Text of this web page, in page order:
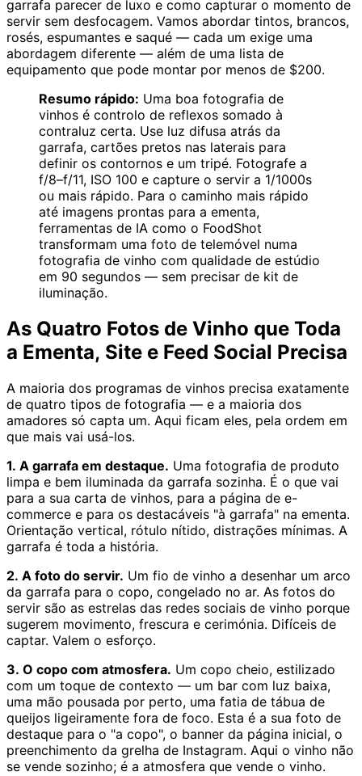
garrafa parecer de luxo e como capturar o momento de
servir sem desfocagem. Vamos abordar tintos, brancos,
rosés, espumantes e saqué — cada um exige uma
abordagem diferente — além de uma lista de
equipamento que pode montar por menos de $200.
Resumo rápido: Uma boa fotografia de
vinhos é controlo de reflexos somado à
contraluz certa. Use luz difusa atrás da
garrafa, cartões pretos nas laterais para
definir os contornos e um tripé. Fotografe a
f/8–f/11, ISO 100 e capture o servir a 1/1000s
ou mais rápido. Para o caminho mais rápido
até imagens prontas para a ementa,
ferramentas de IA como o FoodShot
transformam uma foto de telemóvel numa
fotografia de vinho com qualidade de estúdio
em 90 segundos — sem precisar de kit de
iluminação.
As Quatro Fotos de Vinho que Toda
a Ementa, Site e Feed Social Precisa
A maioria dos programas de vinhos precisa exatamente
de quatro tipos de fotografia — e a maioria dos
amadores só capta um. Aqui ficam eles, pela ordem em
que mais vai usá-los.
1. A garrafa em destaque. Uma fotografia de produto
limpa e bem iluminada da garrafa sozinha. É o que vai
para a sua carta de vinhos, para a página de e-
commerce e para os destacáveis "à garrafa" na ementa.
Orientação vertical, rótulo nítido, distrações mínimas. A
garrafa é toda a história.
2. A foto do servir. Um fio de vinho a desenhar um arco
da garrafa para o copo, congelado no ar. As fotos do
servir são as estrelas das redes sociais de vinho porque
sugerem movimento, frescura e cerimónia. Difíceis de
captar. Valem o esforço.
3. O copo com atmosfera. Um copo cheio, estilizado
com um toque de contexto — um bar com luz baixa,
uma mão pousada por perto, uma fatia de tábua de
queijos ligeiramente fora de foco. Esta é a sua foto de
destaque para o "a copo", o banner da página inicial, o
preenchimento da grelha de Instagram. Aqui o vinho não
se vende sozinho; é a atmosfera que vende o vinho.